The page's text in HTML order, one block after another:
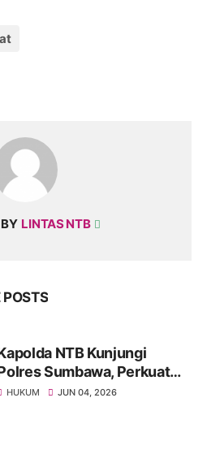
LINTAS NTB
NTB Kunjungi
Sumbawa, Perkuat
Internal dan
HUKUM JUN 04, 2026